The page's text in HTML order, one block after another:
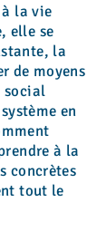
la vie
elle se
la
de moyens
social
en
à la
concrètes
tout le